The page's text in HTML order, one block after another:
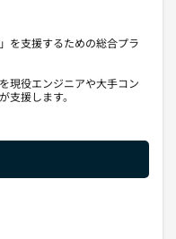
を支援するための総合プラ
現役エンジニアや大手コン
支援します。